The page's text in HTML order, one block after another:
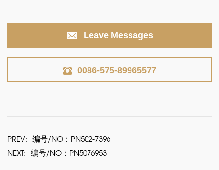
Leave Messages
0086-575-89965577
PREV: 编号/NO：PN502-7396
NEXT: 编号/NO：PN5076953